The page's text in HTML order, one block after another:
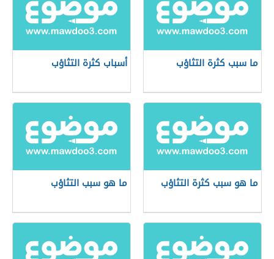
ما سبب كثرة التثاؤب أسباب كثرة التثاؤب
ما هو سبب كثرة التثاؤب ما هو سبب التثاؤب